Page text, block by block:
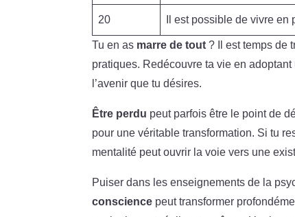
20 Il est possible de vivre en
Tu en as marre de tout ? Il est temps
pratiques. Redécouvre ta vie en
l’avenir que tu désires.
Être perdu peut parfois être le point de
pour une véritable transformation. Si tu
mentalité peut ouvrir la voie vers une
Puiser dans les enseignements de la
conscience peut transformer